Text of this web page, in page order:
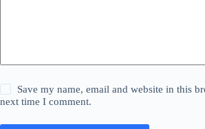
Save my name, email and website in this
next time I comment.